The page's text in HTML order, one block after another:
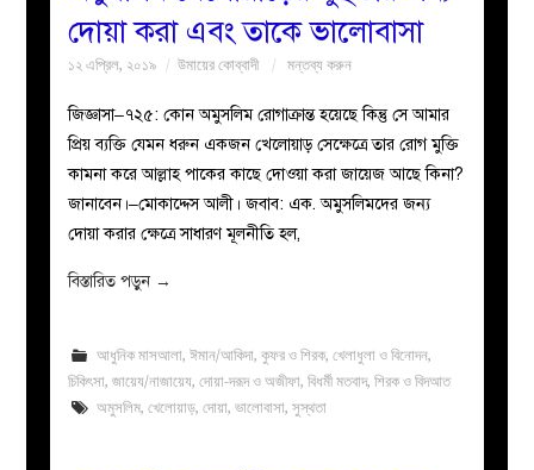
পাতা
মজলিস
প্রশ্ন
করুন
দোয়া করা এবং তাকে ভালোবাসা
১২ এপ্রিল, ২০১৯ উমায়ের কোব্বাদী মন্তব্য করুন
জিজ্ঞাসা–৭২৫: কোন অমুসলিম রোগাক্রান্ত হয়েছে কিন্তু সে আমার
প্রিয় ব্যক্তি যেমন ধরুন একজন খেলোয়াড় সেক্ষেত্রে তার রোগ মুক্তি
কামনা করে আল্লাহ পাকের কাছে দোওয়া করা জায়েজ আছে কিনা?
জানাবেন।–মোকাদ্দেস আলী। জবাব: এক. অমুসলিমদের জন্য
দোয়া করার ক্ষেত্রে সাধারণ মূলনীতি হল,
বিস্তারিত পড়ুন →
আধুনিক মাসআলা, ঈমান/আকিদা, কুফর ও শিরক, খেলাধুলা ও বিনোদন,
চিকিৎসা,জায়েয/নাজায়েয,দোয়া-দরূদ ও অজীফা,বিধর্মী মতবাদ,শিরক ও বিদআত
অমুসলিম, খেলোয়াড়, দোয়া, ভালোবাসা, সুস্থতা